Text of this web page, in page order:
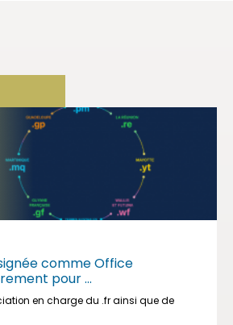
comme Office
pour ...
en charge du .fr ainsi que de